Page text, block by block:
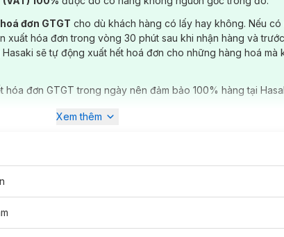
đơn GTGT cho dù khách hàng có lấy hay không. Nếu có
xuất hóa đơn trong vòng 30 phút sau khi nhận hàng và
sẽ tự động xuất hết hoá đơn cho những hàng hoá
đơn GTGT trong ngày nên đảm bảo 100% hàng tại
Xem thêm